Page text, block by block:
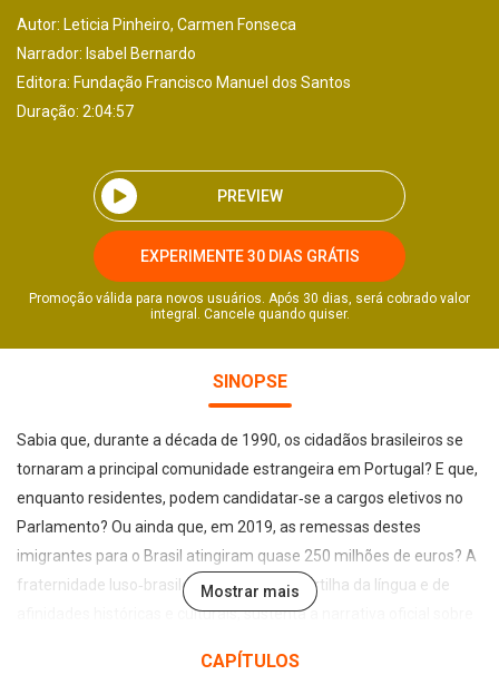
Autor: Leticia Pinheiro, Carmen Fonseca
Narrador: Isabel Bernardo
Editora: Fundação Francisco Manuel dos Santos
Duração: 2:04:57
PREVIEW
EXPERIMENTE 30 DIAS GRÁTIS
Promoção válida para novos usuários. Após 30 dias, será cobrado valor
integral. Cancele quando quiser.
SINOPSE
Sabia que, durante a década de 1990, os cidadãos brasileiros se
tornaram a principal comunidade estrangeira em Portugal? E que,
enquanto residentes, podem candidatar‐se a cargos eletivos no
Parlamento? Ou ainda que, em 2019, as remessas destes
imigrantes para o Brasil atingiram quase 250 milhões de euros? A
fraternidade luso‐brasileira, assente na partilha da língua e de
afinidades históricas e culturais, sustenta a narrativa oficial sobre
Mostrar mais
CAPÍTULOS